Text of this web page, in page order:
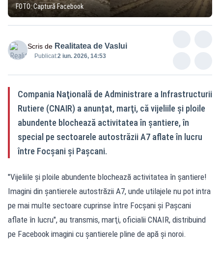
FOTO: Captură Facebook
Scris de Realitatea de Vaslui
Publicat:2 iun. 2026, 14:53
Compania Naţională de Administrare a Infrastructurii
Rutiere (CNAIR) a anunțat, marţi, că vijeliile şi ploile
abundente blochează activitatea în şantiere, în
special pe sectoarele autostrăzii A7 aflate în lucru
între Focșani și Pașcani.
"Vijeliile şi ploile abundente blochează activitatea în şantiere!
Imagini din şantierele autostrăzii A7, unde utilajele nu pot intra
pe mai multe sectoare cuprinse între Focşani şi Paşcani
aflate în lucru", au transmis, marţi, oficialii CNAIR, distribuind
pe Facebook imagini cu şantierele pline de apă şi noroi.